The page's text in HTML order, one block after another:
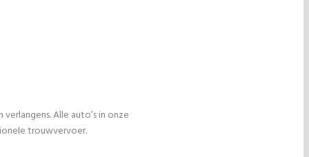
Alle auto’s in onze
trouwvervoer.